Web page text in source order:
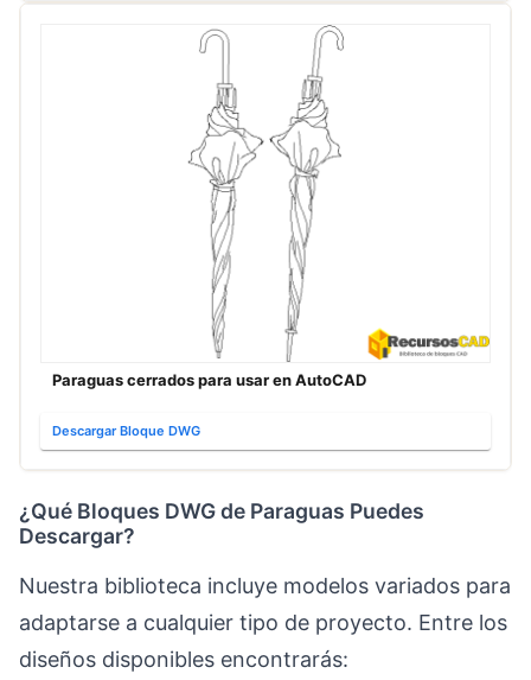
Paraguas cerrados para usar en AutoCAD
Descargar Bloque DWG
¿Qué Bloques DWG de Paraguas Puedes
Descargar?
Nuestra biblioteca incluye modelos variados para
adaptarse a cualquier tipo de proyecto. Entre los
diseños disponibles encontrarás: